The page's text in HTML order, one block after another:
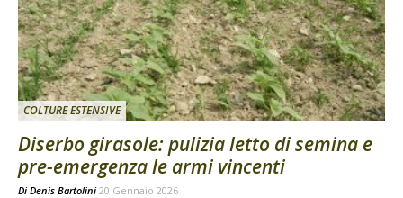
COLTURE ESTENSIVE
Diserbo girasole: pulizia letto di semina e
pre-emergenza le armi vincenti
Di Denis Bartolini 20 Gennaio 2026